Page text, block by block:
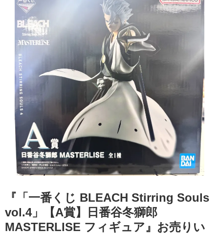
『「一番くじ BLEACH Stirring Souls
vol.4」【A賞】日番谷冬獅郎
MASTERLISE フィギュア』お売りい